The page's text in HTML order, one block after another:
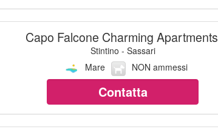
Capo Falcone Charming Apartments
Stintino - Sassari
Mare
NON ammessi
Contatta